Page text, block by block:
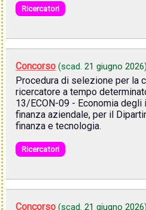
Ricercatori
Concorso (scad. 21 giugno 2026)
Procedura di selezione per la
ricercatore a tempo
13/ECON-09 - Economia
finanza aziendale, per il
finanza e tecnologia.
Ricercatori
Concorso (scad. 21 giugno 2026)